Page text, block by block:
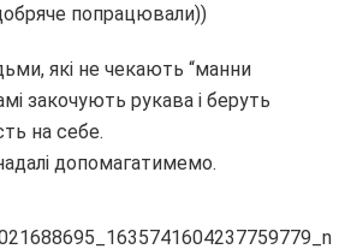
попрацювали))
які не чекають “манни
закочують рукава і беруть
на себе.
допомагатимемо.